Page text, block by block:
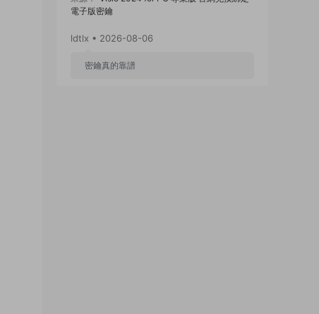
電子版密鑰
ldtlx • 2026-08-06
密鑰真的靠譜